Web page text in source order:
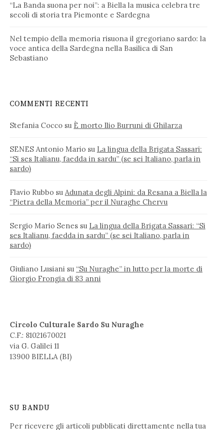
“La Banda suona per noi”: a Biella la musica celebra tre
secoli di storia tra Piemonte e Sardegna
Nel tempio della memoria risuona il gregoriano sardo: la
voce antica della Sardegna nella Basilica di San
Sebastiano
COMMENTI RECENTI
Stefania Cocco su È morto Ilio Burruni di Ghilarza
SENES Antonio Mario su La lingua della Brigata Sassari:
“Si ses Italianu, faedda in sardu” (se sei Italiano, parla in
sardo)
Flavio Rubbo su Adunata degli Alpini: da Resana a Biella la
“Pietra della Memoria” per il Nuraghe Chervu
Sergio Mario Senes su La lingua della Brigata Sassari: “Si
ses Italianu, faedda in sardu” (se sei Italiano, parla in
sardo)
Giuliano Lusiani su “Su Nuraghe” in lutto per la morte di
Giorgio Frongia di 83 anni
Circolo Culturale Sardo Su Nuraghe
C.F.: 81021670021
via G. Galilei 11
13900 BIELLA (BI)
SU BANDU
Per ricevere gli articoli pubblicati direttamente nella tua